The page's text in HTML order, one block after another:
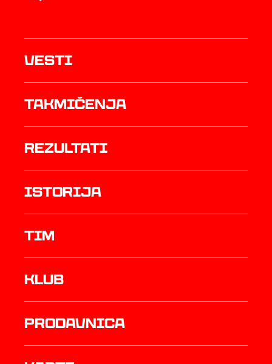
Vesti
Takmičenja
rezultati
istorija
TIM
Klub
prodavnica